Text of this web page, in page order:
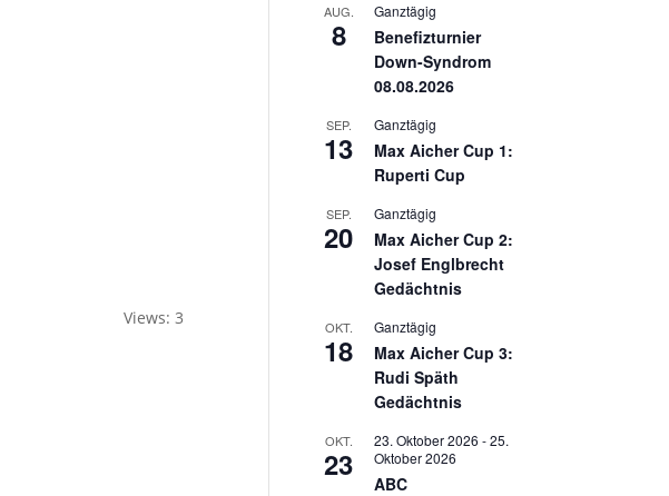
Views: 3
AUG.
8
Ganztägig
Benefizturnier
Down-Syndrom
08.08.2026
SEP.
13
Ganztägig
Max Aicher Cup 1:
Ruperti Cup
SEP.
20
Ganztägig
Max Aicher Cup 2:
Josef Englbrecht
Gedächtnis
OKT.
18
Ganztägig
Max Aicher Cup 3:
Rudi Späth
Gedächtnis
OKT.
23
23. Oktober 2026 -25.
Oktober 2026
ABC